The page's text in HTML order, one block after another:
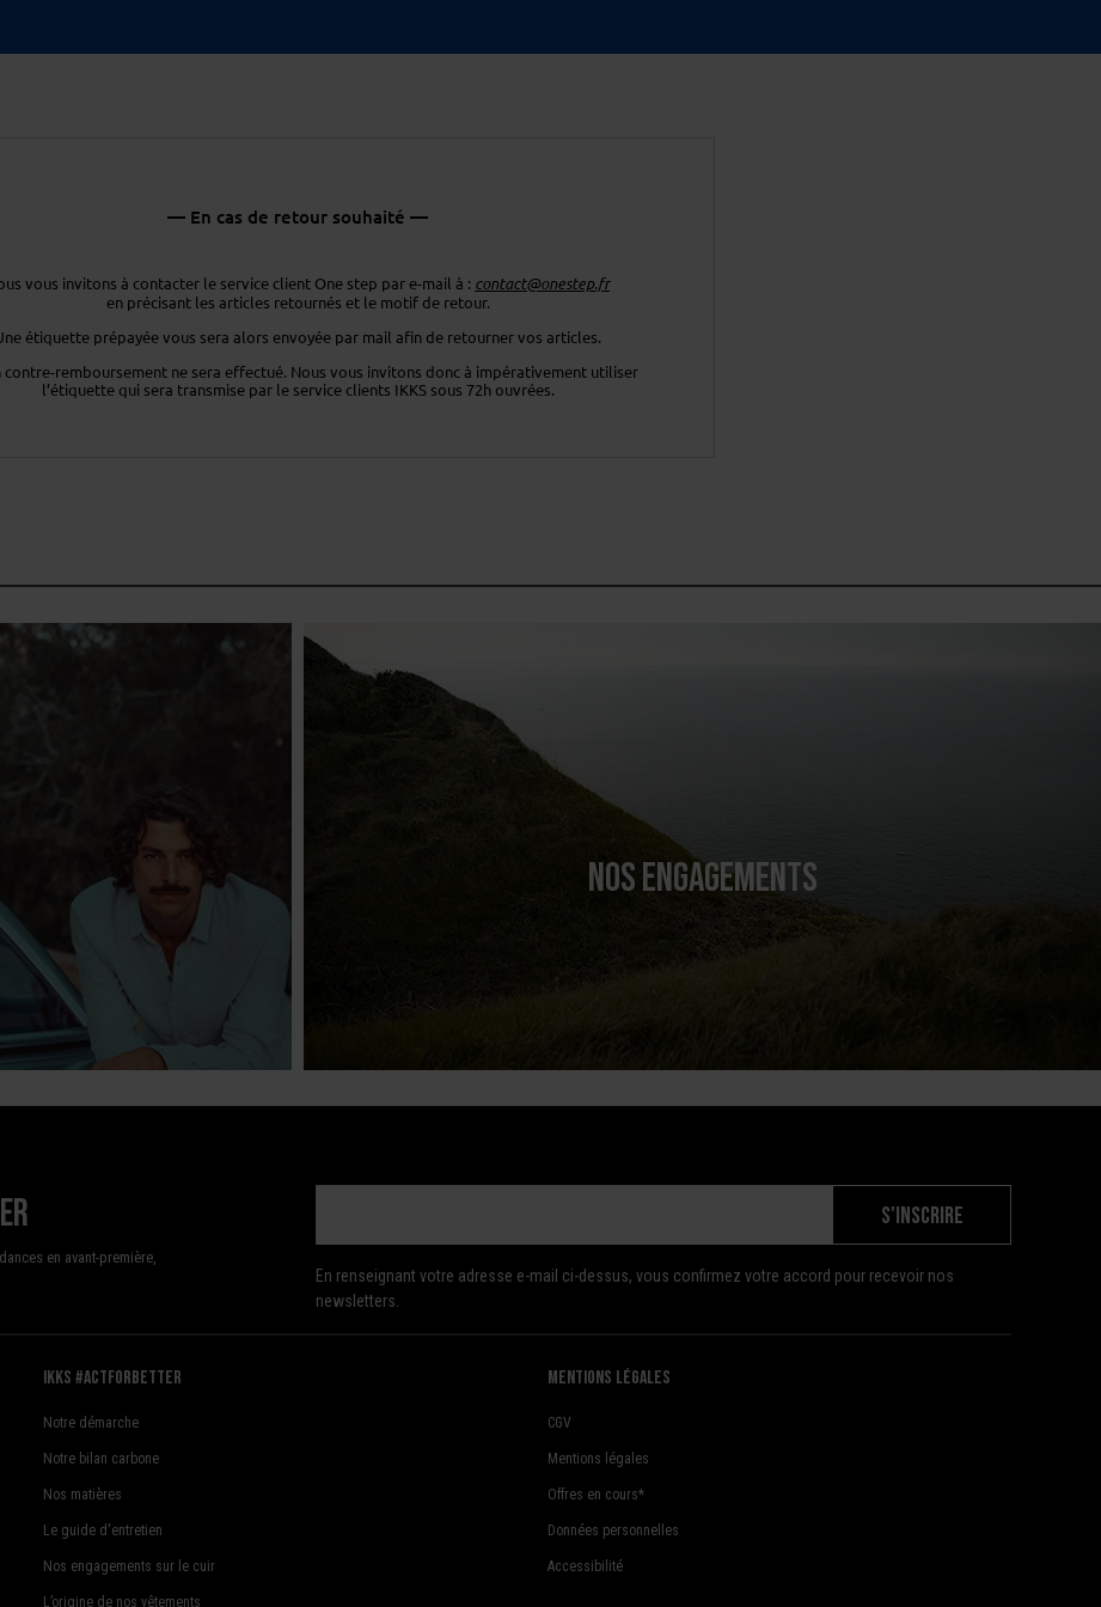
— En cas de retour souhaité —
vous invitons à contacter le service client One step par e-mail à : contact@onestep.fr
en précisant les articles retournés et le motif de retour.
étiquette prépayée vous sera alors envoyée par mail afin de retournervos articles.
contre-remboursement ne sera effectué. Nous vous invitons doncà impérativement utiliser
l’étiquettequi sera transmise par le service clients IKKS sous 72h ouvrées.
NOS ENGAGEMENTS
en avant-première,
S'INSCRIRE
En renseignant votre adresse e-mail ci-dessus, vous confirmez votre accord pour recevoir nos
newsletters.
Ikks #actforbetter
Notre démarche
Notre bilan carbone
Nos matières
Le guide d'entretien
Nos engagements sur le cuir
L’origine de nos vêtements
mentions légales
CGV
Mentions légales
Offres en cours*
Données personnelles
Accessibilité